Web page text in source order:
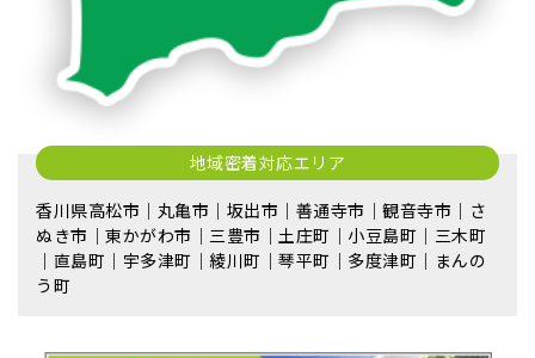
地域密着対応エリア
香川県高松市｜丸亀市｜坂出市｜善通寺市｜観音寺市｜さ
ぬき市｜東かがわ市｜三豊市｜土庄町｜小豆島町｜三木町
｜直島町｜宇多津町｜綾川町｜琴平町｜多度津町｜まんの
う町